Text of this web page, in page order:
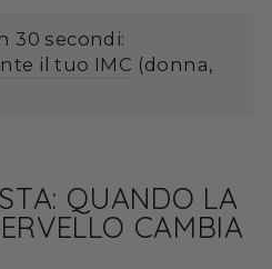
30 secondi:
il tuo IMC (donna,
QUANDO LA
CAMBIA